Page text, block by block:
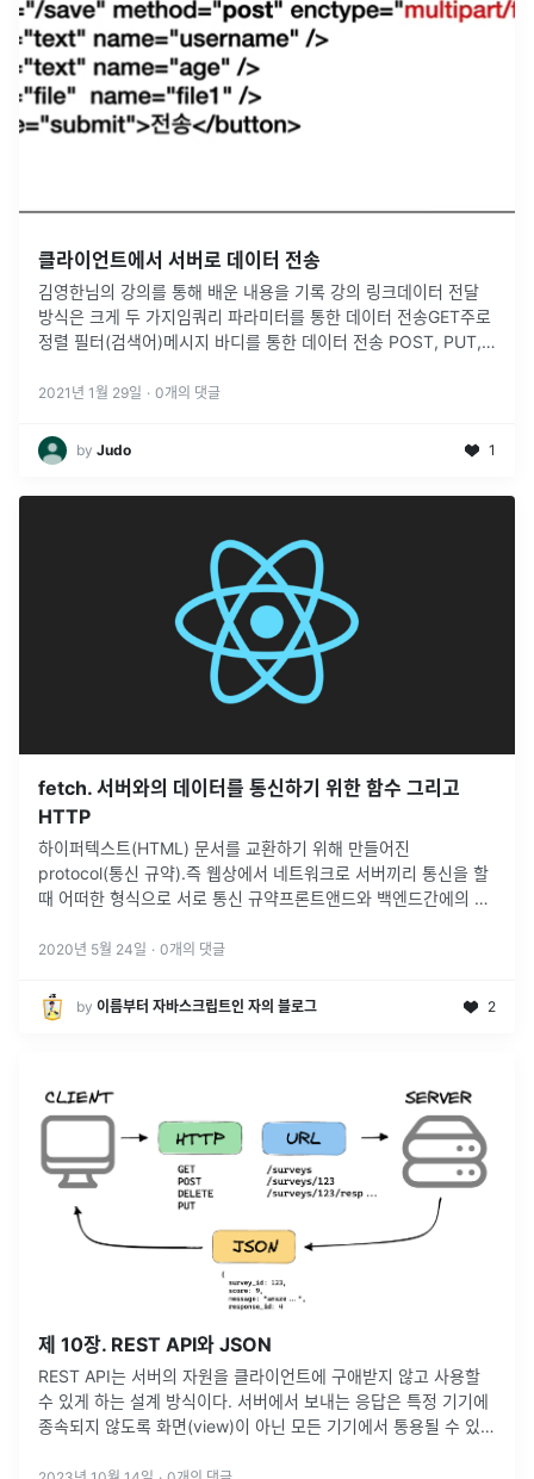
클라이언트에서 서버로 데이터 전송
김영한님의 강의를 통해 배운 내용을 기록 강의 링크데이터 전달
방식은 크게 두 가지임쿼리 파라미터를 통한 데이터 전송GET주로
정렬 필터(검색어)메시지 바디를 통한 데이터 전송 POST, PUT,
적...
2021년 1월 29일 · 0개의 댓글
by Judo 1
fetch. 서버와의 데이터를 통신하기 위한 함수 그리고
HTTP
하이퍼텍스트(HTML) 문서를 교환하기 위해 만들어진
protocol(통신 규약).즉 웹상에서 네트워크로 서버끼리 통신을 할
때 어떠한 형식으로 서로 통신 규약프론트앤드와 백엔드간에의 통
지 않는 다...
2020년 5월 24일 · 0개의 댓글
by 이름부터 자바스크립트인 자의 블로그 2
제 10장. REST API와 JSON
REST API는 서버의 자원을 클라이언트에 구애받지 않고 사용할
수 있게 하는 설계 방식이다. 서버에서 보내는 응답은 특정 기기에
종속되지 않도록 화면(view)이 아닌 모든 기기에서 통용될 수 있는